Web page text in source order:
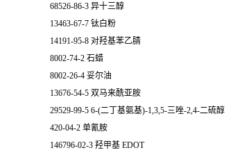
68526-86-3 异十三醇
13463-67-7 钛白粉
14191-95-8 对羟基苯乙腈
8002-74-2 石蜡
8002-26-4 妥尔油
13676-54-5 双马来酰亚胺
29529-99-5 6-(二丁基氨基)-1,3,5-三唑-2,4-二硫醇
420-04-2 单氰胺
146796-02-3 羟甲基 EDOT